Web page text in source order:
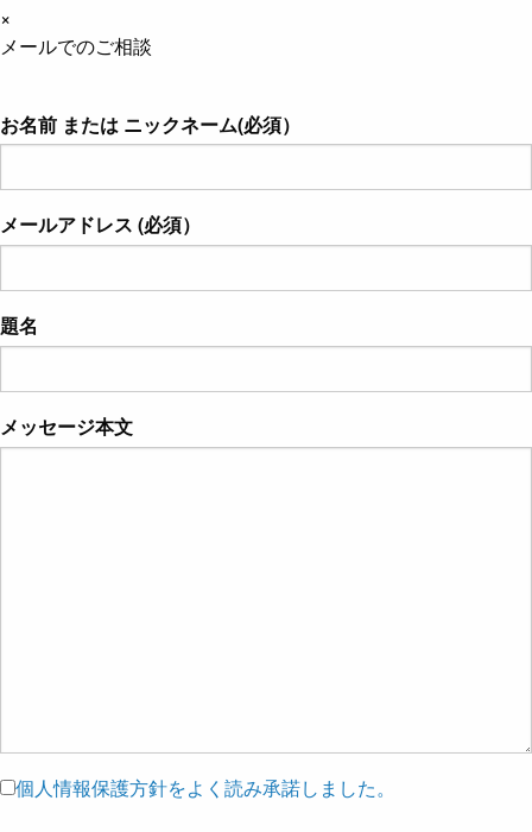
×
メールでのご相談
お名前 または ニックネーム(必須）
メールアドレス (必須）
題名
メッセージ本文
個人情報保護方針をよく読み承諾しました。